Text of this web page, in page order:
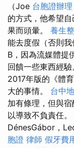
（Joe 台胞證辦理
的方式，他希望
果而頭暈。 養生
能去度假（否則
B，因為流媒體提
回饋一些東西經驗
2017年版的《體
大的事情。 台中
加有條理，但與
以導致不負責任
DénesGábor，
胞證 律師 假牙費